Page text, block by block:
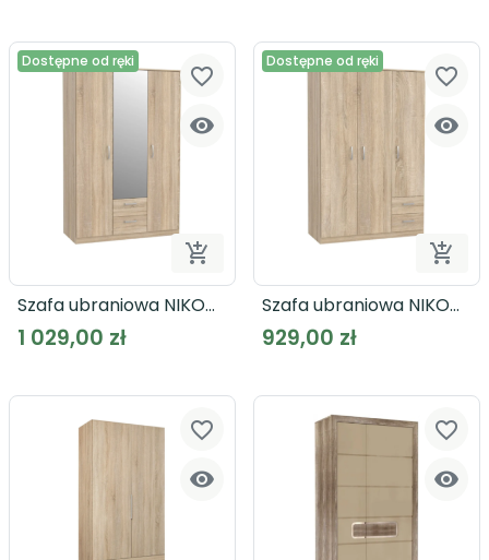
Dostępne od ręki


Dodaj do koszyka
favorite_border
Szafa ubraniowa NIKO
NIKS82
1 029,00 zł
Dostępne od ręki


favorite_border
Szafa ubraniowa NIKO
NIKS84
929,00 zł

favorite_border

favorite_border